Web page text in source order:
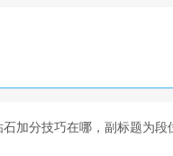
石加分技巧在哪，副标题为段